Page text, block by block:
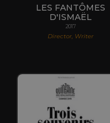
LES FANTÔMES
D'ISMAËL
2017
Director, Writer